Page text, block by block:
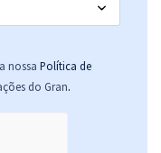
nossa Política de
do Gran.